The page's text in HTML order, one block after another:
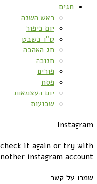
חגים
ראש השנה
יום כיפור
ט”ו בשבט
חג האהבה
חנוכה
פורים
פסח
יום העצמאות
שבועות
Instagram
check it again or try with
instagram account.
שמרו על קשר